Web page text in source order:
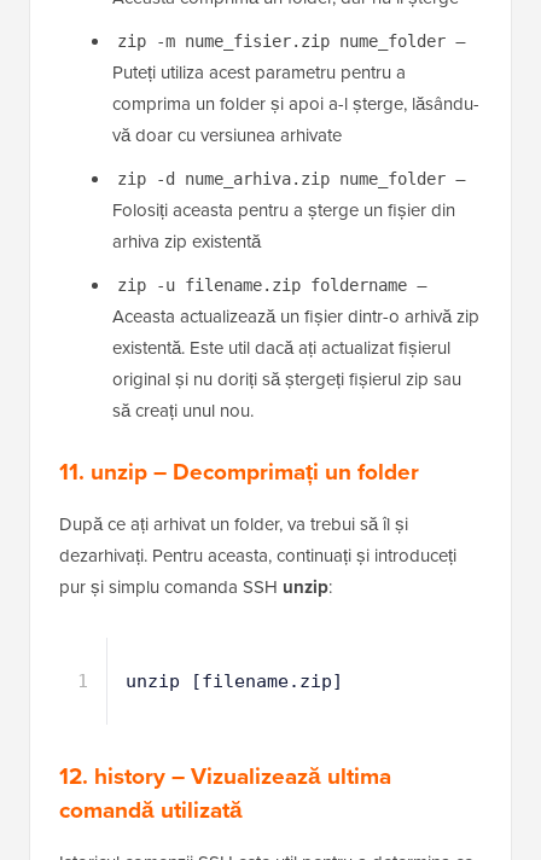
ștergeți folderul original:
zip -r nume_fisier.zip nume_folder
Aceasta comprimă un folder, dar nu îl șterge
Puteți utiliza acest parametru pentru a
comprima un folder și apoi a-l șterge, lăsându-
vă doar cu versiunea arhivate
zip -d nume_arhiva.zip nume_folder
Folosiți aceasta pentru a șterge un fișier din
arhiva zip existentă
zip -u filename.zip foldername
–
Aceasta actualizează un fișier dintr-o arhivă zip
existentă. Este util dacă ați actualizat fișierul
original și nu doriți să ștergeți fișierul zip sau
să creați unul nou.
11. unzip – Decomprimați un folder
După ce ați arhivat un folder, va trebui să îl și
pur și simplu comanda SSHunzip:
1 unzip [filename.zip]